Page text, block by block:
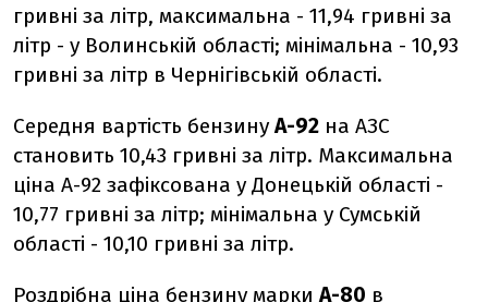
гривні за літр, максимальна - 11,94 гривні за
літр - у Волинській області; мінімальна - 10,93
гривні за літр в Чернігівській області.
Середня вартість бензинуА-92 на АЗС
становить 10,43 гривні за літр. Максимальна
ціна А-92 зафіксована у Донецькій області -
10,77 гривні за літр; мінімальна у Сумській
області - 10,10 гривні за літр.
Роздрібна ціна бензину маркиА-80 в